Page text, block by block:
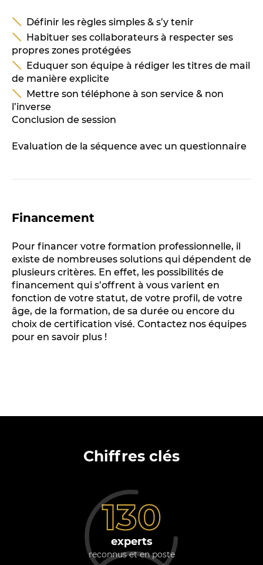
Définir les règles simples & s’y tenir
Habituer ses collaborateurs à respecter ses
propres zones protégées
Eduquer son équipe à rédiger les titres de mail
de manière explicite
Mettre son téléphone à son service & non
l’inverse
Conclusion de session
Evaluation de la séquence avec un questionnaire
Financement
Pour financer votre formation professionnelle, il
existe de nombreuses solutions qui dépendent de
plusieurs critères. En effet, les possibilités de
financement qui s’offrent à vous varient en
fonction de votre statut, de votre profil, de votre
âge, de la formation, de sa durée ou encore du
choix de certification visé. Contactez nos équipes
pour en savoir plus !
Chiffres clés
130
experts
reconnus et en poste